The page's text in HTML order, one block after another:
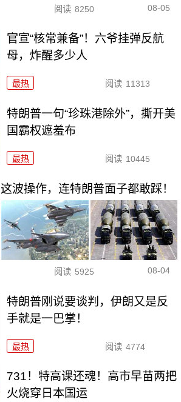
阅读 8250 08-05
官宣“核常兼备”！六爷挂弹反航
母，炸醒多少人
最热 阅读 11313
特朗普一句“珍珠港除外”，撕开美
国霸权遮羞布
最热 阅读 10445
波操作，连特朗普面子都敢踩！
阅读 5925 08-04
特朗普刚说要谈判，伊朗又是反
手就是一巴掌！
最热 阅读 4774
731！特高课还魂！高市早苗两把
火烧穿日本国运